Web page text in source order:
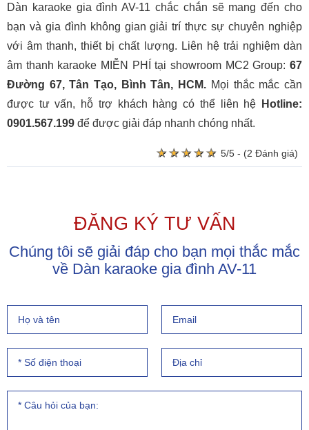
Dàn karaoke gia đình AV-11 chắc chắn sẽ mang đến cho
bạn và gia đình không gian giải trí thực sự chuyên nghiệp
với âm thanh, thiết bị chất lượng. Liên hệ trải nghiệm dàn
âm thanh karaoke MIỄN PHÍ tại showroom MC2 Group: 67
Đường 67, Tân Tạo, Bình Tân, HCM. Mọi thắc mắc cần
được tư vấn, hỗ trợ khách hàng có thể liên hệ
Hotline:
0901.567.199 để được giải đáp nhanh chóng nhất.
★ ★ ★ ★ ★
★ ★ ★ ★ ★ 5/5 - (2 Đánh giá)
ĐĂNG KÝ TƯ VẤN
Chúng tôi sẽ giải đáp cho bạn mọi thắc mắc
về Dàn karaoke gia đình AV-11